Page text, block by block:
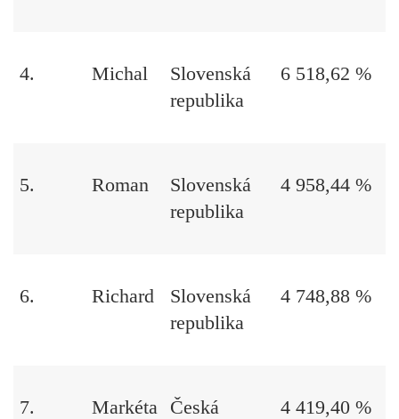
4. Michal
Slovenská
republika
6 518,62 %
5. Roman
Slovenská
republika
4 958,44 %
6. Richard
Slovenská
republika
4 748,88 %
7. Markéta
Česká
4 419,40 %